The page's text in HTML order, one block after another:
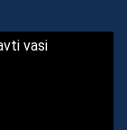
vasi